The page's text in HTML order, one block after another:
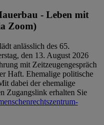
- Leben mit
Zoom)
anlässlich des 65.
den 13. August 2026
mit Zeitzeugengespräch
Haft. Ehemalige politische
dabei der ehemalige
Zugangslink erhalten Sie